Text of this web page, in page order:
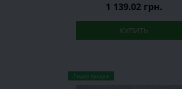
1 139.02 грн.
КУПИТЬ
Лидер продаж